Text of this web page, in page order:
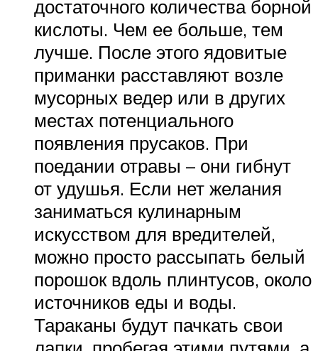
достаточного количества борной
кислоты. Чем ее больше, тем
лучше. После этого ядовитые
приманки расставляют возле
мусорных ведер или в других
местах потенциального
появления прусаков. При
поедании отравы – они гибнут
от удушья. Если нет желания
заниматься кулинарным
искусством для вредителей,
можно просто рассыпать белый
порошок вдоль плинтусов, около
источников еды и воды.
Тараканы будут пачкать свои